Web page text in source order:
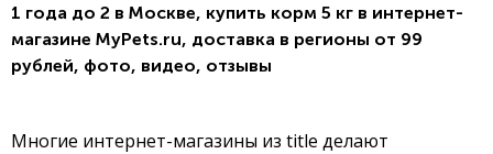
1 года до 2 в Москве, купить корм 5 кг в интернет-
магазине MyPets.ru, доставка в регионы от 99
рублей, фото, видео, отзывы
Многие интернет-магазины из title делают